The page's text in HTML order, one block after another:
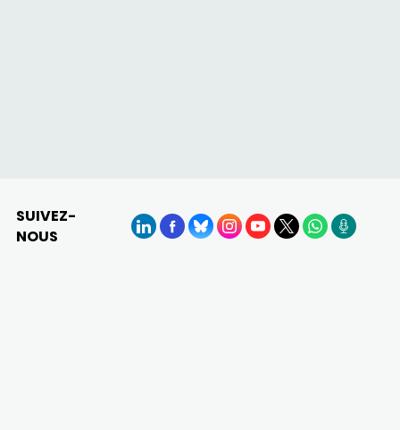
SUIVEZ-
NOUS
LinkedInFacebook
BlueSkyInstagram
YouTube
X WhatsApp
Podcasts